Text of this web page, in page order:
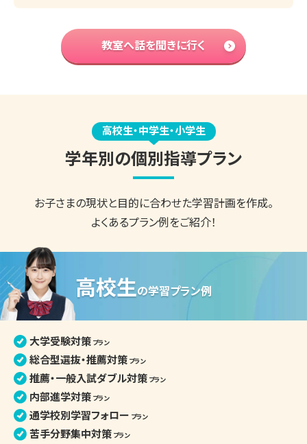
教室へ話を聞きに行く
高校生・中学生・小学生
学年別の個別指導プラン
お子さまの現状と目的に合わせた学習計画を作成。
よくあるプラン例をご紹介！
高校生の学習プラン例
大学受験対策 プラン
総合型選抜・推薦対策 プラン
推薦・一般入試ダブル対策 プラン
内部進学対策 プラン
通学校別学習フォロー プラン
苦手分野集中対策 プラン